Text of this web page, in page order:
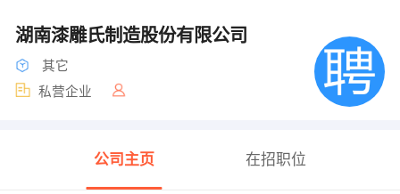
湖南漆雕氏制造股份有限公司
其它
私营企业
公司主页 在招职位